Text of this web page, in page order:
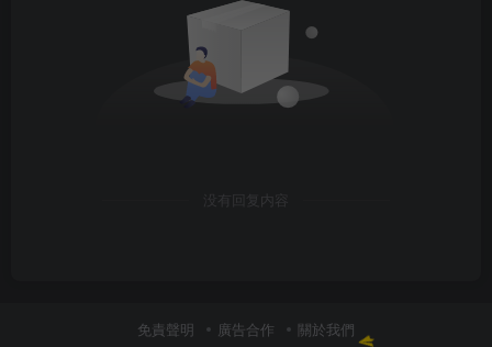
没有回复内容
免責聲明 廣告合作 關於我們